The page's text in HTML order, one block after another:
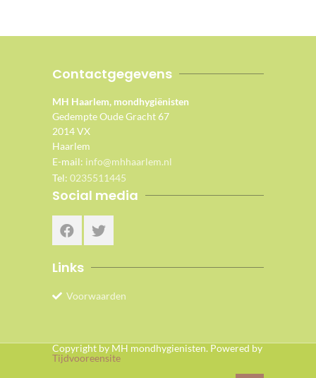
Contactgegevens
MH Haarlem, mondhygiënisten
Gedempte Oude Gracht 67
2014 VX
Haarlem
E-mail: info@mhhaarlem.nl
Tel: 0235511445
Social media
Links
Voorwaarden
Copyright by MH mondhygienisten. Powered by
Tijdvooreensite